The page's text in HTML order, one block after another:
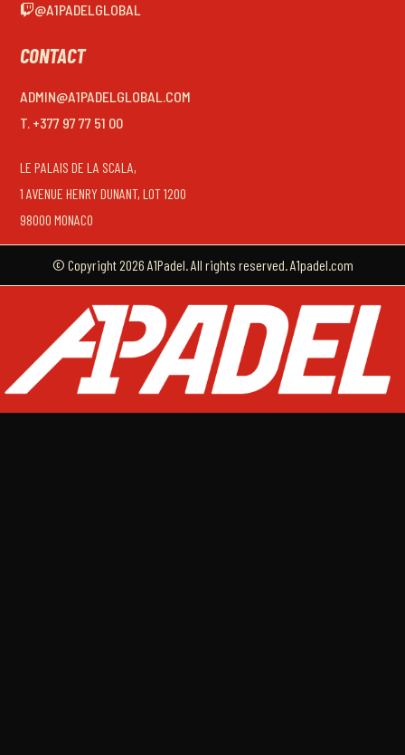
@A1PADELGLOBAL
CONTACT
ADMIN@A1PADELGLOBAL.COM
T. +377 97 77 51 00
LE PALAIS DE LA SCALA,
1 AVENUE HENRY DUNANT, LOT 1200
98000 MONACO
© Copyright 2026 A1Padel. All rights reserved. A1padel.com